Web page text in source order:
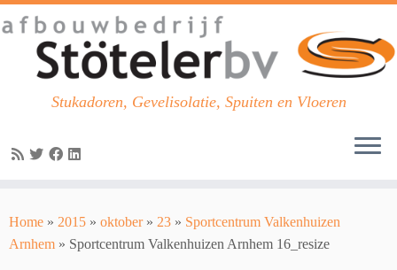
to
content
Stukadoren, Gevelisolatie, Spuiten en Vloeren
Home » 2015 » oktober » 23 » Sportcentrum Valkenhuizen
Arnhem » Sportcentrum Valkenhuizen Arnhem 16_resize